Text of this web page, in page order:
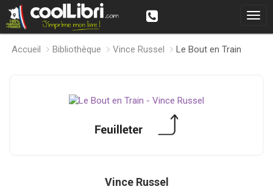
Accueil Bibliothèque Vince Russel Le Bout en Train
Vince Russel